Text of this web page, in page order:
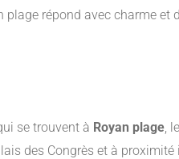
répond avec charme et
se trouvent à Royan plage,
des Congrès et à